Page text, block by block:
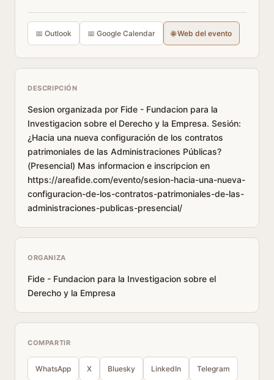
📅 Outlook 📅 Google Calendar 🌐 Web del evento
DESCRIPCIÓN
Sesion organizada por Fide - Fundacion para la
Investigacion sobre el Derecho y la Empresa. Sesión:
¿Hacia una nueva configuración de los contratos
patrimoniales de las Administraciones Públicas?
(Presencial) Mas informacion e inscripcion en
https://areafide.com/evento/sesion-hacia-una-nueva-
configuracion-de-los-contratos-patrimoniales-de-las-
administraciones-publicas-presencial/
ORGANIZA
Fide - Fundacion para la Investigacion sobre el
Derecho y la Empresa
COMPARTIR
WhatsApp X Bluesky LinkedIn Telegram